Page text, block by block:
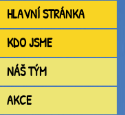
HLAVNÍ STRÁNKA
KDO JSME
NÁŠ TÝM
AKCE